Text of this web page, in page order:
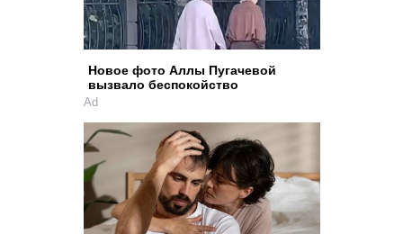
Новое фото Аллы Пугачевой
вызвало беспокойство
Ad